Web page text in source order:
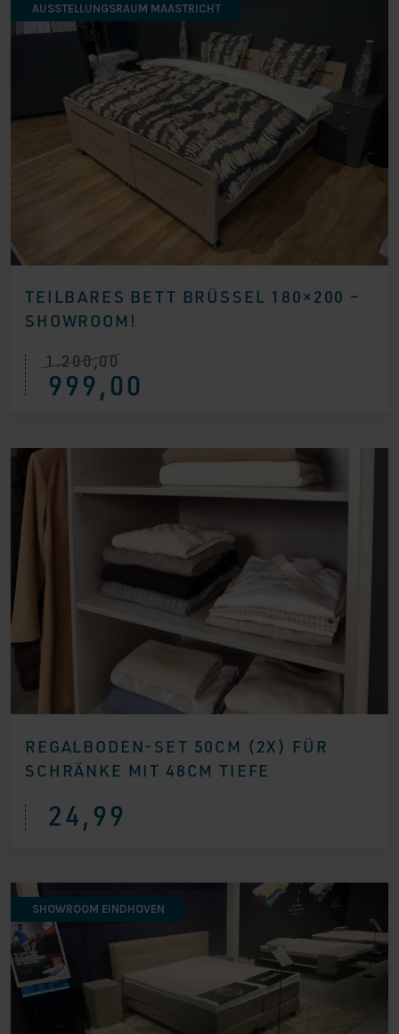
TEILBARES BETT BRÜSSEL 180×200 –
SHOWROOM!
AUSSTELLUNGSRAUM MAASTRICHT
1.200,00
Ursprünglicher
Preis
war:999,00
Aktueller
Preis
ist:
REGALBODEN-SET 50CM (2X) FÜR
SCHRÄNKE MIT 48CM TIEFE
24,99
SHOWROOM EINDHOVEN